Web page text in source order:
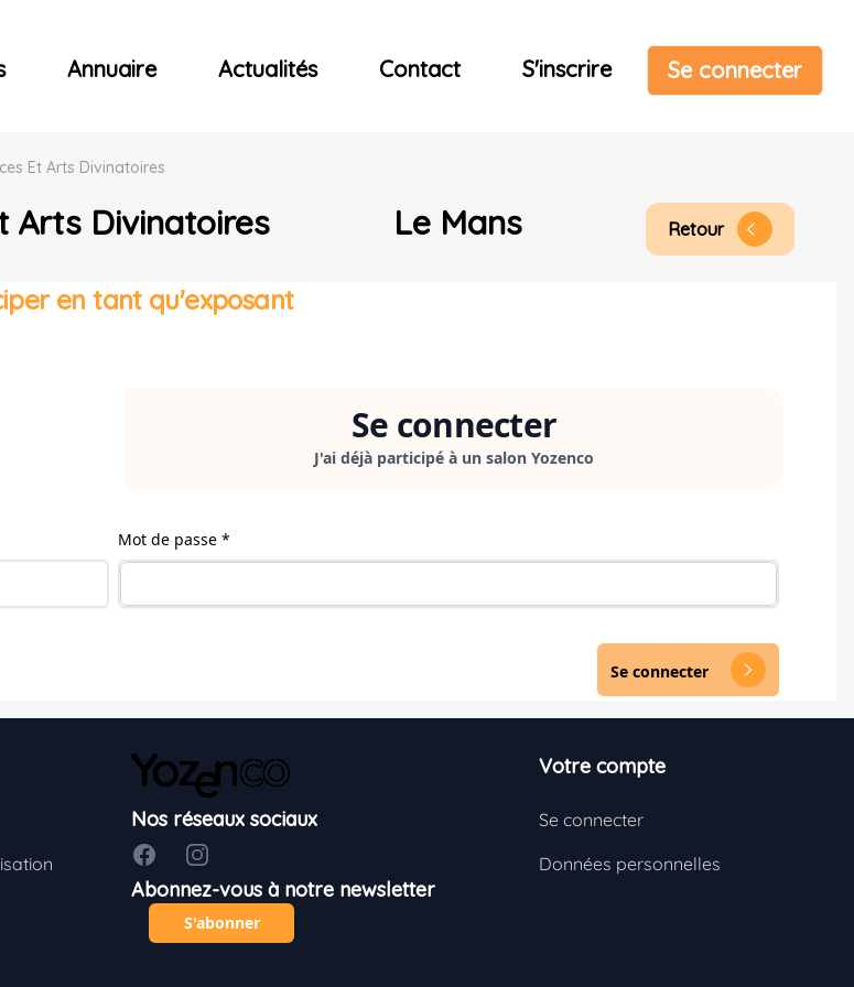
Annuaire Actualités Contact S'inscrire Se connecter
Et Arts Divinatoires
Arts Divinatoires Le Mans Retour arrow_back_ios
en tant qu'exposant
J'ai déjà participé à un salon Yozenco
Se connecter
Mot de passe *
Se connecter arrow_forward_ios
Nos réseaux sociaux
FacebookInstagram
Abonnez-vous à notre newsletter
S'abonner
Votre compte
Se connecter
Données personnelles